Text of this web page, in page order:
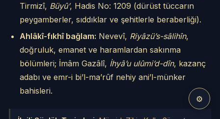
Tirmizî, Büyû’, Hadis No: 1209 (dürüst tüccarın
peygamberler, sıddıklar ve şehitlerle beraberliği).
Ahlâkî-fıkhî bağlam: Nevevî, Riyâzü’s-sâlihîn,
doğruluk, emanet ve haramlardan sakınma
bölümleri; İmâm Gazâlî, İhyâ’u ulûmi’d-dîn, kazanç
adabı ve emr-i bi’l-ma’rûf nehiy ani’l-münker
bahisleri.
⚙